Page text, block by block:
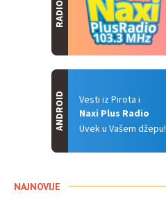
RADIO
Vesti iz Pirota i
Naxi Plus Radio
Uvek u Vašem džepu!
ANDROID
NAJNOVIJE